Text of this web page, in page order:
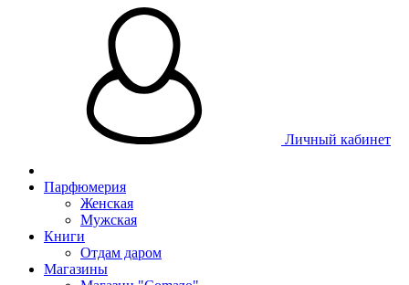
Личный кабинет
Парфюмерия
Женская
Мужская
Книги
Отдам даром
Магазины